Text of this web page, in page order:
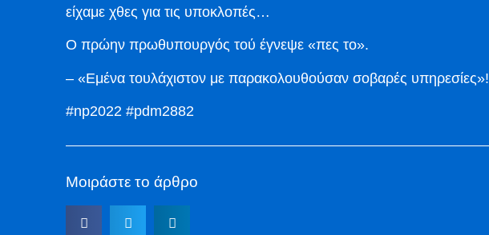
είχαμε χθες για τις υποκλοπές…
Ο πρώην πρωθυπουργός τού έγνεψε «πες το».
– «Εμένα τουλάχιστον με παρακολουθούσαν σοβαρές υπηρεσίες»!
#np2022 #pdm2882
Μοιράστε το άρθρο